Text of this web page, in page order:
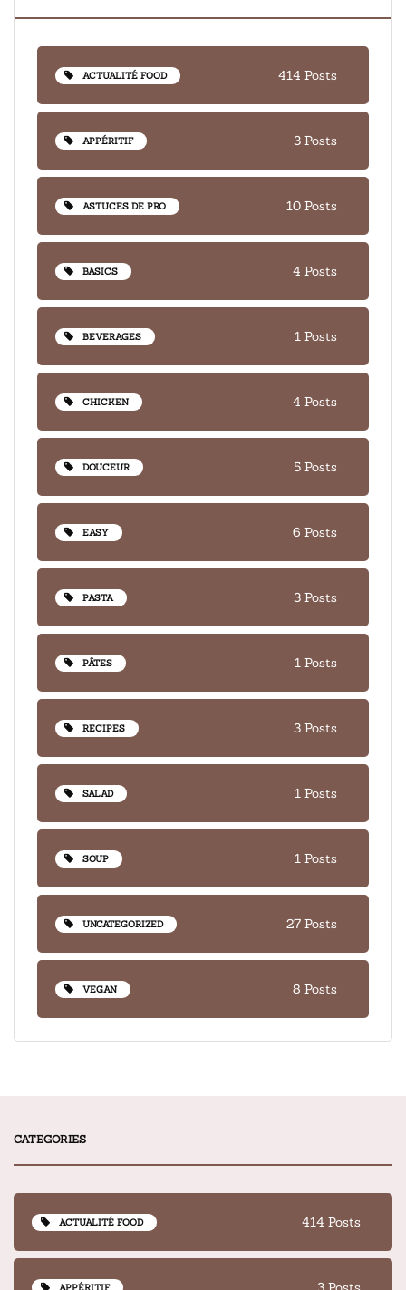
ACTUALITÉ FOOD 414 Posts
APPÉRITIF 3 Posts
ASTUCES DE PRO 10 Posts
BASICS 4 Posts
BEVERAGES 1 Posts
CHICKEN 4 Posts
DOUCEUR 5 Posts
EASY 6 Posts
PASTA 3 Posts
PÂTES 1 Posts
RECIPES 3 Posts
SALAD 1 Posts
SOUP 1 Posts
UNCATEGORIZED 27 Posts
VEGAN 8 Posts
CATEGORIES
ACTUALITÉ FOOD 414 Posts
APPÉRITIF